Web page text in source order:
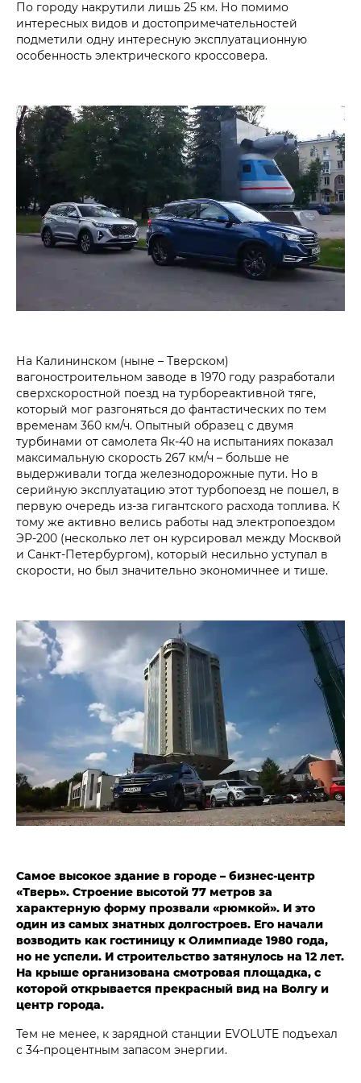
По городу накрутили лишь 25 км. Но помимо
интересных видов и достопримечательностей
подметили одну интересную эксплуатационную
особенность электрического кроссовера.
На Калининском (ныне – Тверском)
вагоностроительном заводе в 1970 году разработали
сверхскоростной поезд на турбореактивной тяге,
который мог разгоняться до фантастических по тем
временам 360 км/ч. Опытный образец с двумя
турбинами от самолета Як-40 на испытаниях показал
максимальную скорость 267 км/ч – больше не
выдерживали тогда железнодорожные пути. Но в
серийную эксплуатацию этот турбопоезд не пошел, в
первую очередь из-за гигантского расхода топлива. К
тому же активно велись работы над электропоездом
ЭР-200 (несколько лет он курсировал между Москвой
и Санкт-Петербургом), который несильно уступал в
скорости, но был значительно экономичнее и тише.
Самое высокое здание в городе – бизнес-центр
«Тверь». Строение высотой 77 метров за
характерную форму прозвали «рюмкой». И это
один из самых знатных долгостроев. Его начали
возводить как гостиницу к Олимпиаде 1980 года,
но не успели. И строительство затянулось на 12 лет.
На крыше организована смотровая площадка, с
которой открывается прекрасный вид на Волгу и
центр города.
Тем не менее, к зарядной станции EVOLUTE подъехал
с 34-процентным запасом энергии.